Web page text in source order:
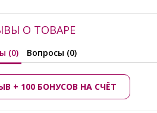
О ТОВАРЕ
(0) Вопросы (0)
+ 100 БОНУСОВ НА СЧЁТ